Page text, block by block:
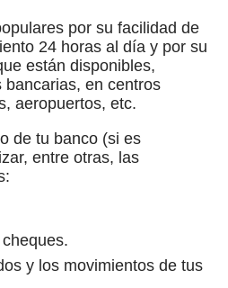
por su facilidad de
24 horas al día y por su
están disponibles,
en centros
aeropuertos, etc.
de tu banco (si es
entre otras, las
y los movimientos de tus